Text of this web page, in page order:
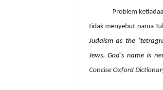
Problem
tidak menyebut nama
Judaism as the
Jews, God’s name is
Concise Oxford